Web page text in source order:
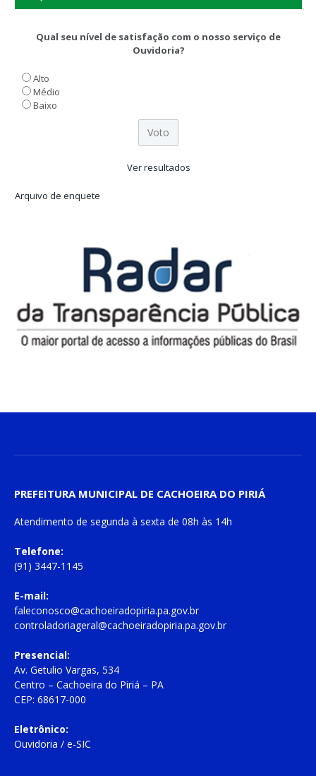
Qual seu nível de satisfação com o nosso serviço de
Ouvidoria?
Alto
Médio
Baixo
Ver resultados
Arquivo de enquete
PREFEITURA MUNICIPAL DE CACHOEIRA DO PIRIÁ
Atendimento de segunda à sexta de 08h às 14h
Telefone:
(91) 3447-1145
E-mail:
faleconosco@cachoeiradopiria.pa.gov.br
controladoriageral@cachoeiradopiria.pa.gov.br
Presencial:
Av. Getulio Vargas, 534
Centro – Cachoeira do Piriá – PA
CEP: 68617-000
Eletrônico:
Ouvidoria / e-SIC